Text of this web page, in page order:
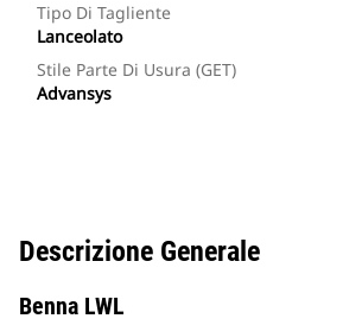
Tipo Di Tagliente
Lanceolato
Stile Parte Di Usura (GET)
Advansys
Descrizione Generale
Benna LWL